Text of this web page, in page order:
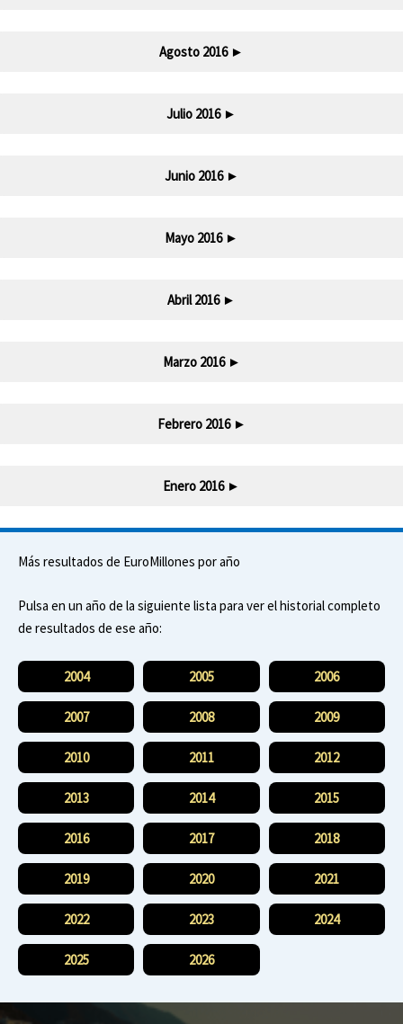
Agosto 2016 ►
Julio 2016 ►
Junio 2016 ►
Mayo 2016 ►
Abril 2016 ►
Marzo 2016 ►
Febrero 2016 ►
Enero 2016 ►
Más resultados de EuroMillones por año
Pulsa en un año de la siguiente lista para ver el historial completo
de resultados de ese año:
2004 2005 2006
2007 2008 2009
2010 2011 2012
2013 2014 2015
2016 2017 2018
2019 2020 2021
2022 2023 2024
2025 2026